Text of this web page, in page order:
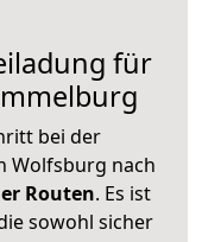
für
bei der
Wolfsburg nach
Routen. Es ist
sowohl sicher